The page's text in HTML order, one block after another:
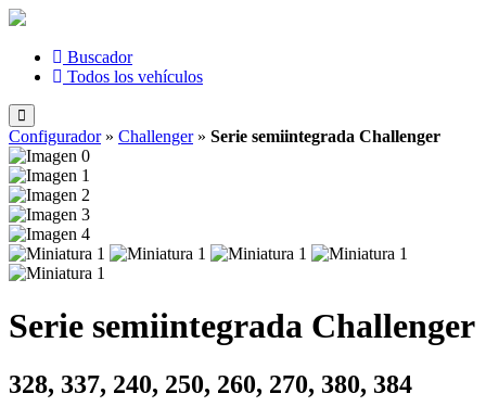
Buscador
Todos los vehículos
Configurador» Challenger» Serie semiintegrada Challenger
Serie semiintegrada Challenger
328, 337, 240, 250, 260, 270, 380, 384